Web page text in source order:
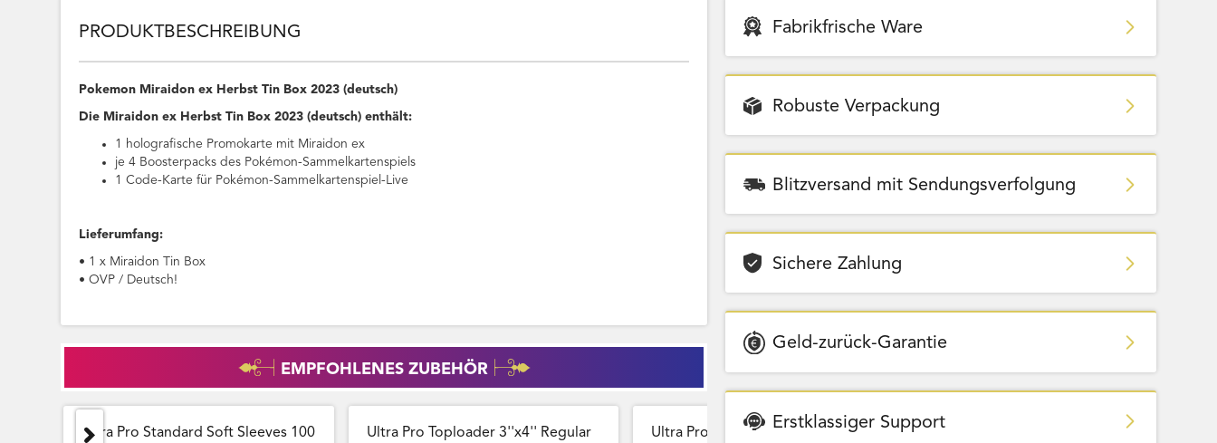
PRODUKTBESCHREIBUNG
Pokemon Miraidon ex Herbst Tin Box 2023 (deutsch)
Die Miraidon ex Herbst Tin Box 2023 (deutsch) enthält:
1 holografische Promokarte mit Miraidon ex
je 4 Boosterpacks des Pokémon-Sammelkartenspiels
1 Code-Karte für Pokémon-Sammelkartenspiel-Live
Lieferumfang:
• 1 x Miraidon Tin Box
• OVP / Deutsch!
EMPFOHLENES ZUBEHÖR
Ultra Pro Standard Soft Sleeves 100
Ultra Pro Toploader 3''x4'' Regular
Ultra Pro Card Sleeves Team Bags
Pokemon - Start Deck 100 Battle
Fabrikfrische Ware
Robuste Verpackung
Blitzversand mit Sendungsverfolgung
Sichere Zahlung
Geld-zurück-Garantie
Erstklassiger Support